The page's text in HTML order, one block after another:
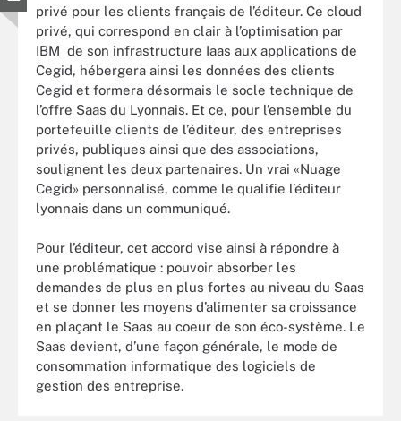
privé pour les clients français de l’éditeur. Ce cloud
privé, qui correspond en clair à l’optimisation par
IBM de son infrastructure Iaas aux applications de
Cegid, hébergera ainsi les données des clients
Cegid et formera désormais le socle technique de
l’offre Saas du Lyonnais. Et ce, pour l’ensemble du
portefeuille clients de l’éditeur, des entreprises
privés, publiques ainsi que des associations,
soulignent les deux partenaires. Un vrai «Nuage
Cegid» personnalisé, comme le qualifie l’éditeur
lyonnais dans un communiqué.
Pour l’éditeur, cet accord vise ainsi à répondre à
une problématique : pouvoir absorber les
demandes de plus en plus fortes au niveau du Saas
et se donner les moyens d’alimenter sa croissance
en plaçant le Saas au coeur de son éco-système. Le
Saas devient, d’une façon générale, le mode de
consommation informatique des logiciels de
gestion des entreprise.